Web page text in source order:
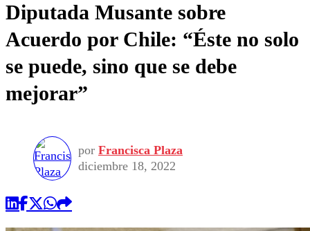
Frecuencias
Agricultura TV
Deportes
Colo Colo
Motor
Torneo Internacional
Torneo Nacional
Entretención
Noticias
Internacional
Nacional
Programas
Comercial
Diputada Musante sobre
Acuerdo por Chile: “Éste no solo
se puede, sino que se debe
mejorar”
por Francisca Plaza
diciembre 18, 2022